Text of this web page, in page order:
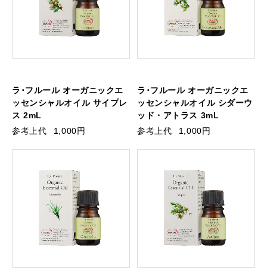
ラ･フルール オーガニックエ
ッセンシャルオイル サイプレ
ス 2mL
参考上代
1,000円
ラ･フルール オーガニックエ
ッセンシャルオイル シダーウ
ッド・アトラス 3mL
参考上代
1,000円